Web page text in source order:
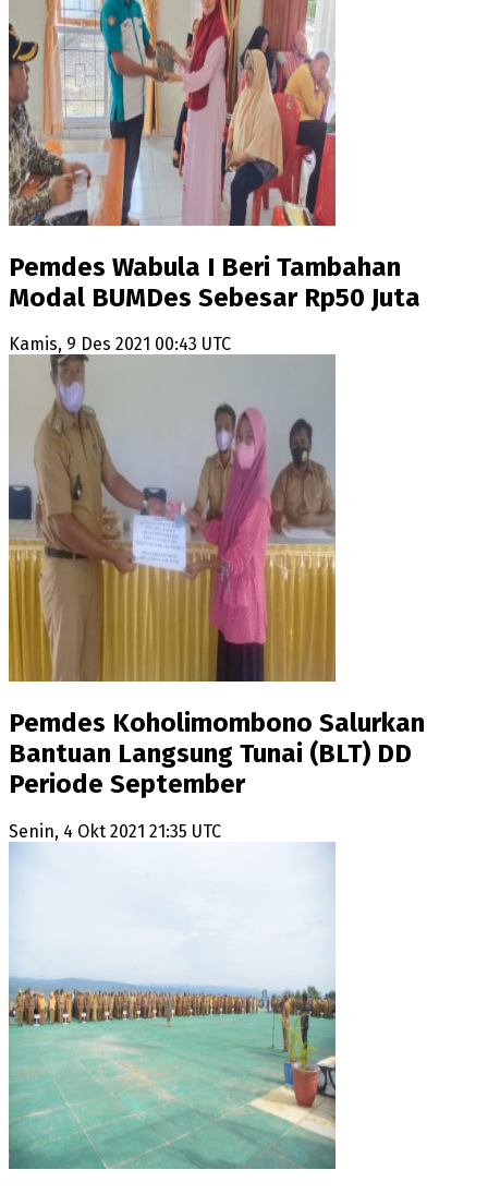
Pemdes Wabula I Beri Tambahan
Modal BUMDes Sebesar Rp50 Juta
Kamis, 9 Des 2021 00:43 UTC
Pemdes Koholimombono Salurkan
Bantuan Langsung Tunai (BLT) DD
Periode September
Senin, 4 Okt 2021 21:35 UTC